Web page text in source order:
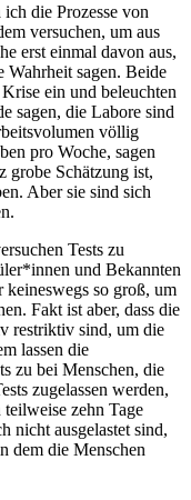
die Prozesse von
versuchen, um aus
erst einmal davon aus,
sagen. Beide
ein und beleuchten
sagen, die Labore sind
völlig
pro Woche, sagen
grobe Schätzung ist,
Aber sie sind sich
Tests zu
und Bekannten
keineswegs so groß, um
Fakt ist aber, dass die
restriktiv sind, um die
lassen die
zu bei Menschen, die
zugelassen werden,
zehn Tage
nicht ausgelastet sind,
dem die Menschen